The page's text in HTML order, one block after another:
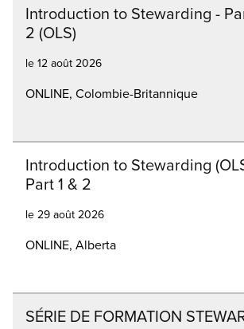
Introduction to Stewarding -
2 (OLS)
le 12 août 2026
ONLINE, Colombie-Britannique
Introduction to Stewarding
Part 1 & 2
le 29 août 2026
ONLINE, Alberta
SÉRIE DE FORMATION